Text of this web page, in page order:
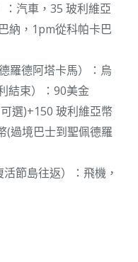
汽車，35 玻利維亞
納，1pm從科帕卡巴
羅德阿塔卡馬）：烏
結束）：90美金
選)+150 玻利維亞幣
(過境巴士到聖佩德羅
節島往返）：飛機，